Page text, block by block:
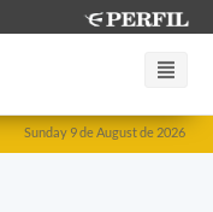
Sunday 9 de August de 2026